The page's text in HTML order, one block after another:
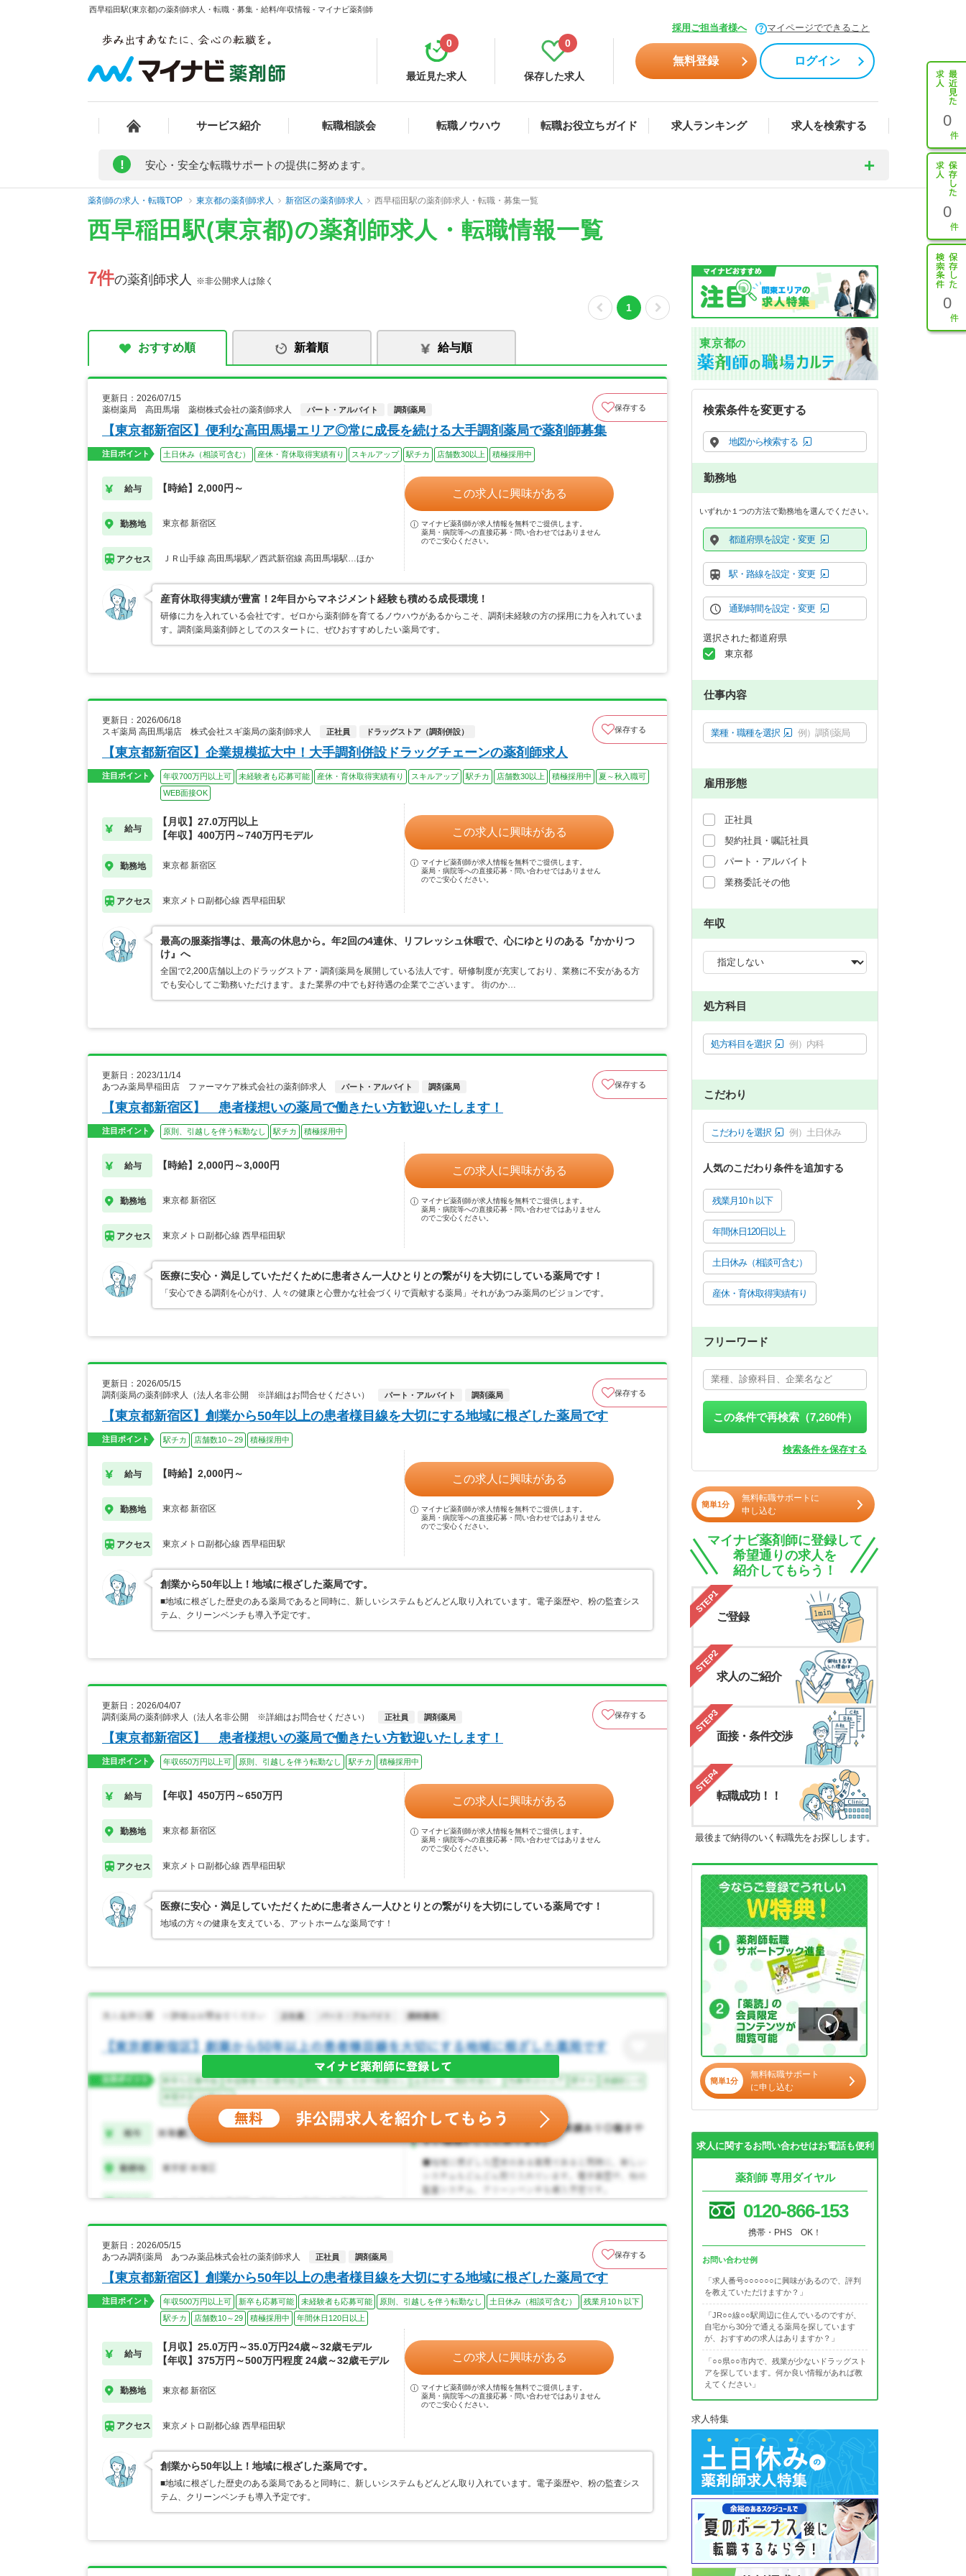
西早稲田駅(東京都)の薬剤師求人・転職・募集・給料/年収情報 - マイナビ薬剤師
採用ご担当者様へ マイページでできること
最近見た求人
0
保存した求人
0
無料登録 ログイン
サービス紹介 転職相談会 転職ノウハウ 転職お役立ちガイド 求人ランキング 求人を検索する 0
0
0
! 安心・安全な転職サポートの提供に努めます。
薬剤師の求人・転職TOP 東京都の薬剤師求人 新宿区の薬剤師求人 西早稲田駅の薬剤師求人・転職・募集一覧
西早稲田駅(東京都)の薬剤師求人・転職情報一覧
7件の薬剤師求人 ※非公開求人は除く
1
おすすめ順 新着順 給与順
更新日：2026/07/15
薬樹薬局 高田馬場 薬樹株式会社の薬剤師求人
パート・アルバイト 調剤薬局 保存する
【東京都新宿区】便利な高田馬場エリア◎常に成長を続ける大手調剤薬局で薬剤師募集
注目ポイント 土日休み（相談可含む） 産休・育休取得実績有り スキルアップ 駅チカ 店舗数30以上 積極採用中
給与 【時給】2,000円～
勤務地 東京都 新宿区
アクセス ＪＲ山手線 高田馬場駅／西武新宿線 高田馬場駅…ほか
この求人に興味がある
マイナビ薬剤師が求人情報を無料でご提供します。
薬局・病院等への直接応募・問い合わせではありません
のでご安心ください。
産育休取得実績が豊富！2年目からマネジメント経験も積める成長環境！
研修に力を入れている会社です。ゼロから薬剤師を育てるノウハウがあるからこそ、調剤未経験の方の採用に力を入れていま
す。調剤薬局薬剤師としてのスタートに、ぜひおすすめしたい薬局です。
更新日：2026/06/18
スギ薬局 高田馬場店 株式会社スギ薬局の薬剤師求人
正社員 ドラッグストア（調剤併設） 保存する
【東京都新宿区】企業規模拡大中！大手調剤併設ドラッグチェーンの薬剤師求人
注目ポイント 年収700万円以上可 未経験者も応募可能 産休・育休取得実績有り スキルアップ 駅チカ 店舗数30以上 積極採用中
夏～秋入職可
WEB面接OK
給与
【月収】27.0万円以上
【年収】400万円～740万円モデル
勤務地 東京都 新宿区
アクセス 東京メトロ副都心線 西早稲田駅
この求人に興味がある
マイナビ薬剤師が求人情報を無料でご提供します。
薬局・病院等への直接応募・問い合わせではありません
のでご安心ください。
最高の服薬指導は、最高の休息から。年2回の4連休、リフレッシュ休暇で、心にゆとりのある『かかりつ
け』へ
全国で2,200店舗以上のドラッグストア・調剤薬局を展開している法人です。研修制度が充実しており、業務に不安がある方
でも安心してご勤務いただけます。また業界の中でも好待遇の企業でございます。 街のか…
更新日：2023/11/14
あつみ薬局早稲田店 ファーマケア株式会社の薬剤師求人
パート・アルバイト 調剤薬局 保存する
【東京都新宿区】 患者様想いの薬局で働きたい方歓迎いたします！
注目ポイント 原則、引越しを伴う転勤なし 駅チカ 積極採用中
給与 【時給】2,000円～3,000円
勤務地 東京都 新宿区
アクセス 東京メトロ副都心線 西早稲田駅
この求人に興味がある
マイナビ薬剤師が求人情報を無料でご提供します。
薬局・病院等への直接応募・問い合わせではありません
のでご安心ください。
医療に安心・満足していただくために患者さん一人ひとりとの繋がりを大切にしている薬局です！
「安心できる調剤を心がけ、人々の健康と心豊かな社会づくりで貢献する薬局」それがあつみ薬局のビジョンです。
更新日：2026/05/15
調剤薬局の薬剤師求人（法人名非公開 ※詳細はお問合せください）
パート・アルバイト 調剤薬局 保存する
【東京都新宿区】創業から50年以上の患者様目線を大切にする地域に根ざした薬局です
注目ポイント 駅チカ 店舗数10～29 積極採用中
給与 【時給】2,000円～
勤務地 東京都 新宿区
アクセス 東京メトロ副都心線 西早稲田駅
この求人に興味がある
マイナビ薬剤師が求人情報を無料でご提供します。
薬局・病院等への直接応募・問い合わせではありません
のでご安心ください。
創業から50年以上！地域に根ざした薬局です。
■地域に根ざした歴史のある薬局であると同時に、新しいシステムもどんどん取り入れています。電子薬歴や、粉の監査シス
テム、クリーンベンチも導入予定です。
更新日：2026/04/07
調剤薬局の薬剤師求人（法人名非公開 ※詳細はお問合せください）
正社員 調剤薬局 保存する
【東京都新宿区】 患者様想いの薬局で働きたい方歓迎いたします！
注目ポイント 年収650万円以上可 原則、引越しを伴う転勤なし 駅チカ 積極採用中
給与 【年収】450万円～650万円
勤務地 東京都 新宿区
アクセス 東京メトロ副都心線 西早稲田駅
この求人に興味がある
マイナビ薬剤師が求人情報を無料でご提供します。
薬局・病院等への直接応募・問い合わせではありません
のでご安心ください。
医療に安心・満足していただくために患者さん一人ひとりとの繋がりを大切にしている薬局です！
地域の方々の健康を支えている、アットホームな薬局です！
更新日：2026/05/15
あつみ調剤薬局 あつみ薬品株式会社の薬剤師求人
正社員 調剤薬局 保存する
【東京都新宿区】創業から50年以上の患者様目線を大切にする地域に根ざした薬局です
注目ポイント 年収500万円以上可 新卒も応募可能 未経験者も応募可能 原則、引越しを伴う転勤なし 土日休み（相談可含む）
残業月10ｈ以下
駅チカ
店舗数10～29 積極採用中 年間休日120日以上
給与
【月収】25.0万円～35.0万円24歳～32歳モデル
【年収】375万円～500万円程度 24歳～32歳モデル
勤務地 東京都 新宿区
アクセス 東京メトロ副都心線 西早稲田駅
この求人に興味がある
マイナビ薬剤師が求人情報を無料でご提供します。
薬局・病院等への直接応募・問い合わせではありません
のでご安心ください。
創業から50年以上！地域に根ざした薬局です。
■地域に根ざした歴史のある薬局であると同時に、新しいシステムもどんどん取り入れています。電子薬歴や、粉の監査シス
テム、クリーンベンチも導入予定です。
東京都の
検索条件を変更する
地図から検索する
勤務地
いずれか１つの方法で勤務地を選んでください。
都道府県を設定・変更
駅・路線を設定・変更
通勤時間を設定・変更
選択された都道府県
東京都
仕事内容
業種・職種を選択 例）調剤薬局
雇用形態
正社員
契約社員・嘱託社員
パート・アルバイト
業務委託その他
年収
処方科目
処方科目を選択 例）内科
こだわり
こだわりを選択 例）土日休み
人気のこだわり条件を追加する
残業月10ｈ以下
年間休日120日以上
土日休み（相談可含む）
産休・育休取得実績有り
フリーワード
この条件で再検索（7,260件）
検索条件を保存する
簡単1分
無料転職サポートに
申し込む
マイナビ薬剤師に登録して
希望通りの求人を
紹介してもらう！
STEP1
ご登録
STEP2
求人のご紹介
STEP3
面接・条件交渉
STEP4
転職成功！！
最後まで納得のいく転職先をお探しします。
簡単1分
無料転職サポート
に申し込む
求人に関するお問い合わせはお電話も便利
薬剤師 専用ダイヤル
0120-866-153
携帯・PHS OK！
お問い合わせ例
「求人番号○○○○○○に興味があるので、評判
を教えていただけますか？」
「JR○○線○○駅周辺に住んでいるのですが、
自宅から30分で通える薬局を探しています
が、おすすめの求人はありますか？」
「○○県○○市内で、残業が少ないドラッグスト
アを探しています。何か良い情報があれば教
えてください」
求人特集